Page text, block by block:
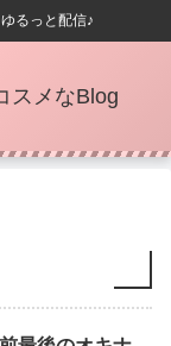
るっと配信♪
スメなBlog